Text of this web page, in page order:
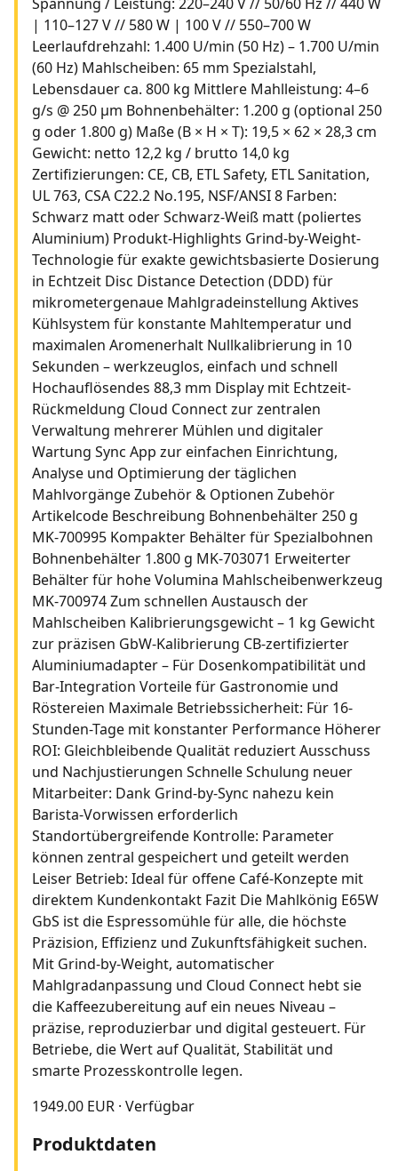
| 110–127 V // 580 W | 100 V // 550–700 W
Leerlaufdrehzahl: 1.400 U/min (50 Hz) – 1.700 U/min
(60 Hz) Mahlscheiben: 65 mm Spezialstahl,
Lebensdauer ca. 800 kg Mittlere Mahlleistung: 4–6
g/s @ 250 µm Bohnenbehälter: 1.200 g (optional 250
g oder 1.800 g) Maße (B × H × T): 19,5 × 62 × 28,3 cm
Gewicht: netto 12,2 kg / brutto 14,0 kg
Zertifizierungen: CE, CB, ETL Safety, ETL Sanitation,
UL 763, CSA C22.2 No.195, NSF/ANSI 8 Farben:
Schwarz matt oder Schwarz-Weiß matt (poliertes
Aluminium) Produkt-Highlights Grind-by-Weight-
Technologie für exakte gewichtsbasierte Dosierung
in Echtzeit Disc Distance Detection (DDD) für
mikrometergenaue Mahlgradeinstellung Aktives
Kühlsystem für konstante Mahltemperatur und
maximalen Aromenerhalt Nullkalibrierung in 10
Sekunden – werkzeuglos, einfach und schnell
Hochauflösendes 88,3 mm Display mit Echtzeit-
Rückmeldung Cloud Connect zur zentralen
Verwaltung mehrerer Mühlen und digitaler
Wartung Sync App zur einfachen Einrichtung,
Analyse und Optimierung der täglichen
Mahlvorgänge Zubehör & Optionen Zubehör
Artikelcode Beschreibung Bohnenbehälter 250 g
MK-700995 Kompakter Behälter für Spezialbohnen
Bohnenbehälter 1.800 g MK-703071 Erweiterter
Behälter für hohe Volumina Mahlscheibenwerkzeug
MK-700974 Zum schnellen Austausch der
Mahlscheiben Kalibrierungsgewicht – 1 kg Gewicht
zur präzisen GbW-Kalibrierung CB-zertifizierter
Aluminiumadapter – Für Dosenkompatibilität und
Bar-Integration Vorteile für Gastronomie und
Röstereien Maximale Betriebssicherheit: Für 16-
Stunden-Tage mit konstanter Performance Höherer
ROI: Gleichbleibende Qualität reduziert Ausschuss
und Nachjustierungen Schnelle Schulung neuer
Mitarbeiter: Dank Grind-by-Sync nahezu kein
Barista-Vorwissen erforderlich
Standortübergreifende Kontrolle: Parameter
können zentral gespeichert und geteilt werden
Leiser Betrieb: Ideal für offene Café-Konzepte mit
direktem Kundenkontakt Fazit Die Mahlkönig E65W
GbS ist die Espressomühle für alle, die höchste
Präzision, Effizienz und Zukunftsfähigkeit suchen.
Mit Grind-by-Weight, automatischer
Mahlgradanpassung und Cloud Connect hebt sie
die Kaffeezubereitung auf ein neues Niveau –
präzise, reproduzierbar und digital gesteuert. Für
Betriebe, die Wert auf Qualität, Stabilität und
smarte Prozesskontrolle legen.
1949.00 EUR · Verfügbar
Produktdaten